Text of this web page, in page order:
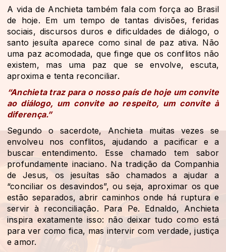
A vida de Anchieta também fala com força ao Brasil
de hoje. Em um tempo de tantas divisões, feridas
sociais, discursos duros e dificuldades de diálogo, o
santo jesuíta aparece como sinal de paz ativa. Não
uma paz acomodada, que finge que os conflitos não
existem, mas uma paz que se envolve, escuta,
aproxima e tenta reconciliar.
“Anchieta traz para o nosso país de hoje um convite
ao diálogo, um convite ao respeito, um convite à
diferença.”
Segundo o sacerdote, Anchieta muitas vezes se
envolveu nos conflitos, ajudando a pacificar e a
buscar entendimento. Esse chamado tem sabor
profundamente inaciano. Na tradição da Companhia
de Jesus, os jesuítas são chamados a ajudar a
“conciliar os desavindos”, ou seja, aproximar os que
estão separados, abrir caminhos onde há ruptura e
servir à reconciliação. Para Pe. Ednaldo, Anchieta
inspira exatamente isso: não deixar tudo como está
para ver como fica, mas intervir com verdade, justiça
e amor.